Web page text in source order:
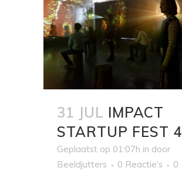
31 JUL IMPACT
STARTUP FEST 4
Geplaatst op 01:07h in door
Beeldjutters
0 Reactie's 0